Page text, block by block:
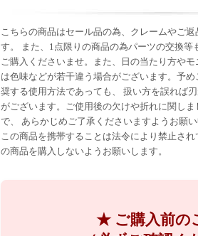
こちらの商品はセール品の為、クレームやご
す。 また、1点限りの商品の為パーツの交換等
ご購入くださいませ。 また、日の当たり方や
は色味などが若干違う場合がございます。 予
奨する使用方法であっても、 扱い方を誤れば
がございます。 ご使用後の欠けや折れに関し
で、 あらかじめご了承くださいますようお願
この商品を携帯することは法令により禁止され
の商品を購入しないようお願いします。
★ ご購入前の